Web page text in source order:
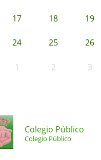
17 18 19
24 25 26
1 2 3
Colegio Público
Colegio Público